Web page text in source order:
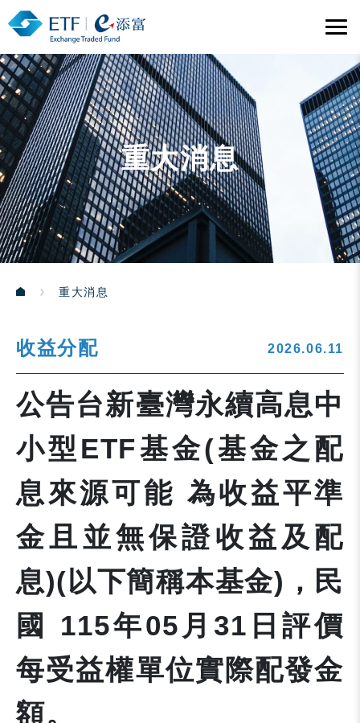
重大消息
重大消息
收益分配 2026.06.11
公告台新臺灣永續高息中
小型ETF基金(基金之配
息來源可能 為收益平準
金且並無保證收益及配
息)(以下簡稱本基金)，民
國 115年05月31日評價
每受益權單位實際配發金
額。